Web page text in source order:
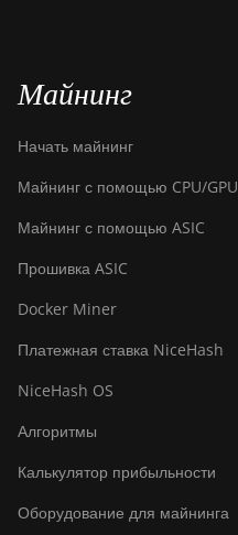
Майнинг
Начать майнинг
Майнинг с помощью CPU/GPU
Майнинг с помощью ASIC
Прошивка ASIC
Docker Miner
Платежная ставка NiceHash
NiceHash OS
Алгоритмы
Калькулятор прибыльности
Оборудование для майнинга